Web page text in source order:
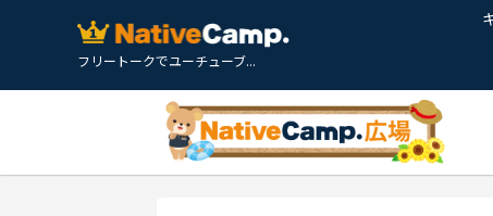
フリートークでユーチューブ...